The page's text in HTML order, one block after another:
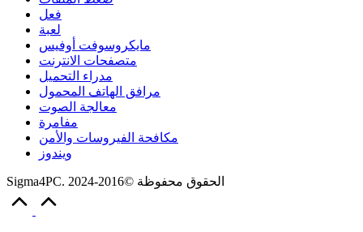
فعل
لعبة
مايكروسوفت أوفيس
متصفحات الانترنت
مدراء التحميل
مرافق الهاتف المحمول
معالجة الصوت
مفامرة
مكافحة الفيروسات والأمن
ويندوز
Sigma4PC. الحقوق محفوظة ©2016-2024